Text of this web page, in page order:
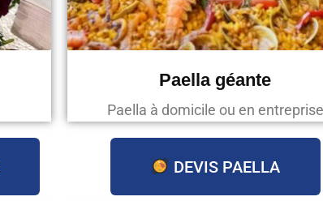
Paella géante
Paella à domicile ou en entreprise
DEVIS PAELLA